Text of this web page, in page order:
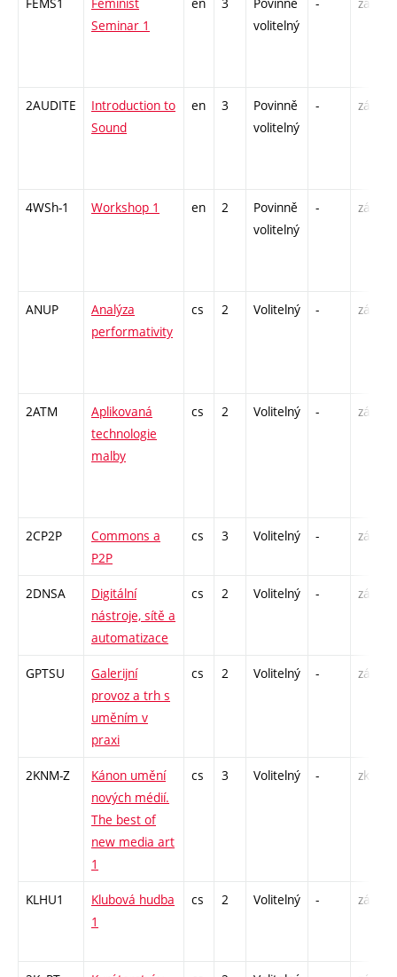
Seminar 1
volitelný
2AUDITE
Introduction to
Sound
en 3
Povinně
volitelný
- zá
4WSh-1 Workshop 1 en 2
Povinně
volitelný
- zá
ANUP
Analýza
performativity
cs 2 Volitelný - zá
2ATM
Aplikovaná
technologie
malby
cs 2 Volitelný - zá
2CP2P
Commons a
P2P
cs 3 Volitelný - zá
2DNSA
Digitální
nástroje, sítě a
automatizace
cs 2 Volitelný - zá
GPTSU
Galerijní
provoz a trh s
uměním v
praxi
cs 2 Volitelný - zá
2KNM-Z
Kánon umění
nových médií.
The best of
new media art
1
cs 3 Volitelný - zk
KLHU1
Klubová hudba
1
cs 2 Volitelný - zá